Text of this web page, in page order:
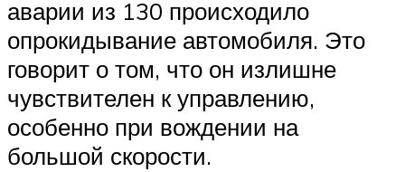
аварии из 130 происходило
опрокидывание автомобиля. Это
говорит о том, что он излишне
чувствителен к управлению,
особенно при вождении на
большой скорости.